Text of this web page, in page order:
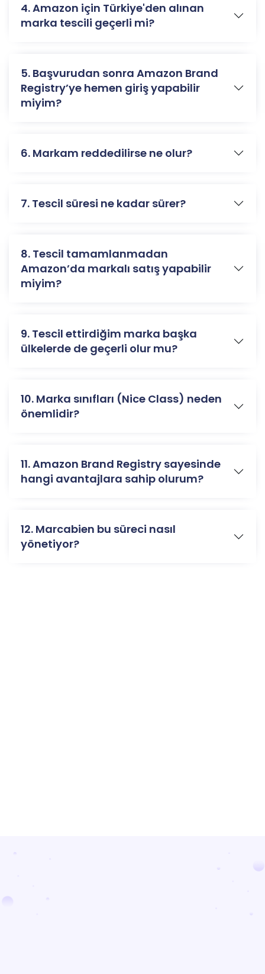
4. Amazon için Türkiye'den alınan
marka tescili geçerli mi?
5. Başvurudan sonra Amazon Brand
Registry’ye hemen giriş yapabilir
miyim?
6. Markam reddedilirse ne olur?
7. Tescil süresi ne kadar sürer?
8. Tescil tamamlanmadan
Amazon’da markalı satış yapabilir
miyim?
9. Tescil ettirdiğim marka başka
ülkelerde de geçerli olur mu?
10. Marka sınıfları (Nice Class) neden
önemlidir?
11. Amazon Brand Registry sayesinde
hangi avantajlara sahip olurum?
12. Marcabien bu süreci nasıl
yönetiyor?